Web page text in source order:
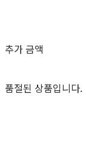
추가 금액
품절된 상품입니다.